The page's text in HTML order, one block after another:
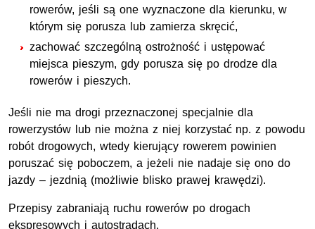
rowerów, jeśli są one wyznaczone dla kierunku, w
którym się porusza lub zamierza skręcić,
zachować szczególną ostrożność i ustępować
miejsca pieszym, gdy porusza się po drodze dla
rowerów i pieszych.
Jeśli nie ma drogi przeznaczonej specjalnie dla
rowerzystów lub nie można z niej korzystać np. z powodu
robót drogowych, wtedy kierujący rowerem powinien
poruszać się poboczem, a jeżeli nie nadaje się ono do
jazdy – jezdnią (możliwie blisko prawej krawędzi).
Przepisy zabraniają ruchu rowerów po drogach
ekspresowych i autostradach.